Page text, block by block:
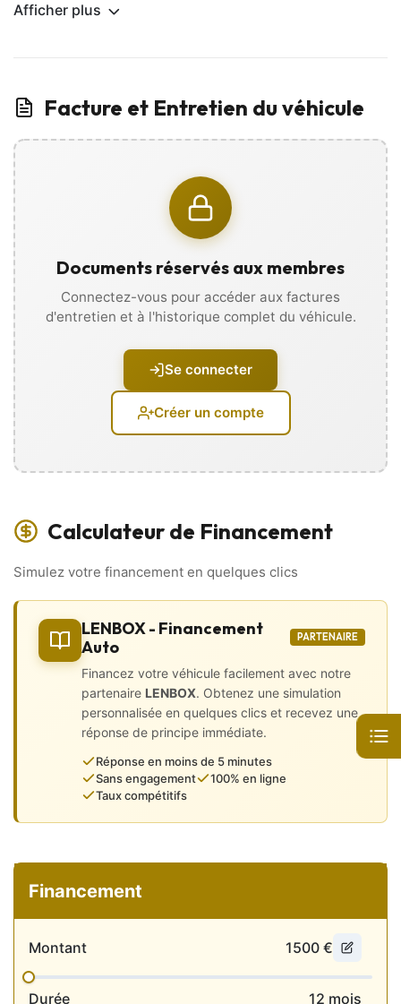
✅ Ordinateur de bord
✅ Bluetooth
… Et bien plus encore !
📲 VISITE VIRTUELLE disponible sur WhatsApp :
Visualisez votre futur véhicule sous tous ses angles grâce à
des photos, vidéos, et recevez
l’historique d’entretien directement sur votre téléphone, sans
vous déplacer !
Extérieur et Châssis
• 2 roues motrices
• Aide au stationnement AR
• Radar de recul
• Becquet
• Frein de parking automatique
• Jantes alu
• Lunette arrière dégivrante
• Rétroviseurs réglable électriquement
• Toit panoramique
Intérieur
• Baguettes de seuil de porte en alu
• Banquette 1/3 – 2/3
• ⁠Boite 6 vitesses
• Climatisation automatique
• configuration 5PL
• GPS intégré
• Ordinateur de bord
• Prise audio USB et auxiliaires
• Régulateur de vitesse et limiteur
• Vitres arrière surteintées
• Volant 3 branches en cuir
• Airbags (frontaux et latéraux)
• ABS et ESP
• Aide au démarrage en côte
• Boulons antivol de roues
• ⁠Bluetooth
🛠️ Dernier entretien :
✔️ Réalisé chez Auto distribution le 20/05/2025
✔️ Factures d’entretiens disponibles
Afficher plus
Facture et Entretien du véhicule
Documents réservés aux membres
Connectez-vous pour accéder aux factures
d'entretien et à l'historique complet du véhicule.
Se connecter
Créer un compte
Calculateur de Financement
Simulez votre financement en quelques clics
LENBOX - Financement
Auto
PARTENAIRE
Financez votre véhicule facilement avec notre
partenaire LENBOX. Obtenez une simulation
personnalisée en quelques clics et recevez une
réponse de principe immédiate.
Réponse en moins de 5 minutes
Sans engagement
100% en ligne
Taux compétitifs
Financement
Montant 1500 €
Durée 12 mois